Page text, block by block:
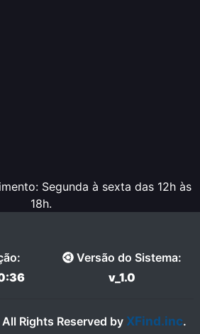
Segunda à sexta das 12h às
18h.
Versão do Sistema:
v_1.0
Rights Reserved by XFind.inc.